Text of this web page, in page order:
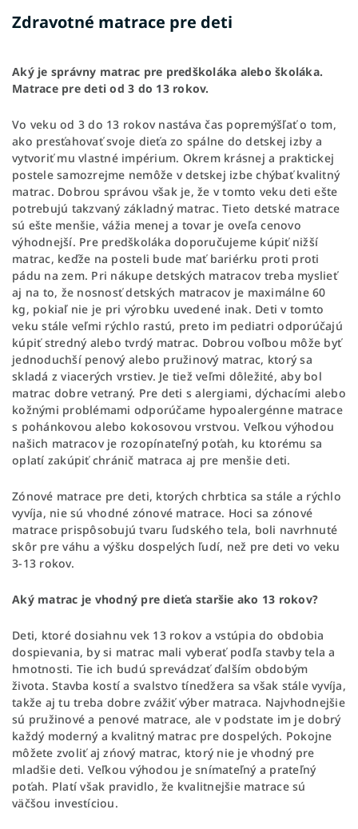
Zdravotné matrace pre deti
Aký je správny matrac pre predškoláka alebo školáka.
Matrace pre deti od 3 do 13 rokov.
Vo veku od 3 do 13 rokov nastáva čas popremýšľať o tom,
ako presťahovať svoje dieťa zo spálne do detskej izby a
vytvoriť mu vlastné impérium. Okrem krásnej a praktickej
postele samozrejme nemôže v detskej izbe chýbať kvalitný
matrac. Dobrou správou však je, že v tomto veku deti ešte
potrebujú takzvaný základný matrac. Tieto detské matrace
sú ešte menšie, vážia menej a tovar je oveľa cenovo
výhodnejší. Pre predškoláka doporučujeme kúpiť nižší
matrac, keďže na posteli bude mať bariérku proti proti
pádu na zem. Pri nákupe detských matracov treba myslieť
aj na to, že nosnosť detských matracov je maximálne 60
kg, pokiaľ nie je pri výrobku uvedené inak. Deti v tomto
veku stále veľmi rýchlo rastú, preto im pediatri odporúčajú
kúpiť stredný alebo tvrdý matrac. Dobrou voľbou môže byť
jednoduchší penový alebo pružinový matrac, ktorý sa
skladá z viacerých vrstiev. Je tiež veľmi dôležité, aby bol
matrac dobre vetraný. Pre deti s alergiami, dýchacími alebo
kožnými problémami odporúčame hypoalergénne matrace
s pohánkovou alebo kokosovou vrstvou. Veľkou výhodou
našich matracov je rozopínateľný poťah, ku ktorému sa
oplatí zakúpiť chránič matraca aj pre menšie deti.
Zónové matrace pre deti, ktorých chrbtica sa stále a rýchlo
vyvíja, nie sú vhodné zónové matrace. Hoci sa zónové
matrace prispôsobujú tvaru ľudského tela, boli navrhnuté
skôr pre váhu a výšku dospelých ľudí, než pre deti vo veku
3-13 rokov.
Aký matrac je vhodný pre dieťa staršie ako 13 rokov?
Deti, ktoré dosiahnu vek 13 rokov a vstúpia do obdobia
dospievania, by si matrac mali vyberať podľa stavby tela a
hmotnosti. Tie ich budú sprevádzať ďalším obdobým
života. Stavba kostí a svalstvo tínedžera sa však stále vyvíja,
takže aj tu treba dobre zvážiť výber matraca. Najvhodnejšie
sú pružinové a penové matrace, ale v podstate im je dobrý
každý moderný a kvalitný matrac pre dospelých. Pokojne
môžete zvoliť aj zńový matrac, ktorý nie je vhodný pre
mladšie deti. Veľkou výhodou je snímateľný a prateľný
poťah. Platí však pravidlo, že kvalitnejšie matrace sú
väčšou investíciou.